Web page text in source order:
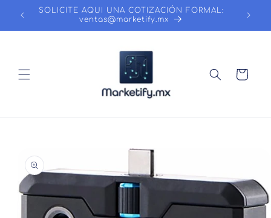
directamenteSOLICITE AQUI UNA COTIZACIÓN FORMAL:
ventas@marketify.mx
Carrito
información
del producto